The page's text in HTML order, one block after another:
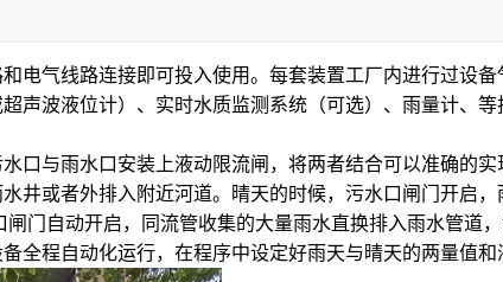
电气线路连接即可投入使用。每套装置工厂内进行过设
声波液位计）、实时水质监测系统（可选）、雨量计、
口与雨水口安装上液动限流闸，将两者结合可以准确的
井或者外排入附近河道。晴天的时候，污水口闸门开启
门自动开启，同流管收集的大量雨水直换排入雨水管道
全程自动化运行，在程序中设定好雨天与晴天的两量值